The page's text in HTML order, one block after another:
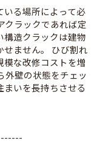
る場所によって必
クラックであれば定
造クラックは建物
ません。 ひび割れ
な改修コストを増
外壁の状態をチェッ
いを長持ちさせる